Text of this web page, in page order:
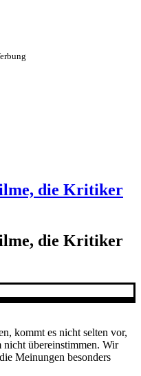
die Kritiker
die Kritiker
kommt es nicht selten vor,
übereinstimmen. Wir
Meinungen besonders